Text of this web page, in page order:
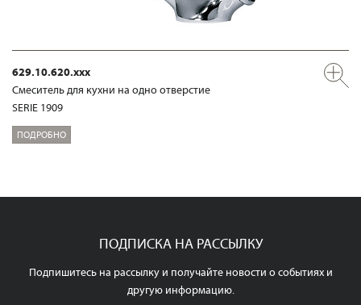
629.10.620.xxx
Смеситель для кухни на одно отверстие
SERIE 1909
ПОДРОБНО
ПОДПИСКА НА РАССЫЛКУ
Подпишитесь на рассылку и получайте новости о событиях и
другую информацию.